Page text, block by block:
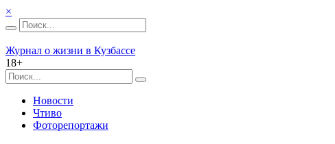
×
Журнал о жизни в Кузбассе
18+
Новости
Чтиво
Фоторепортажи